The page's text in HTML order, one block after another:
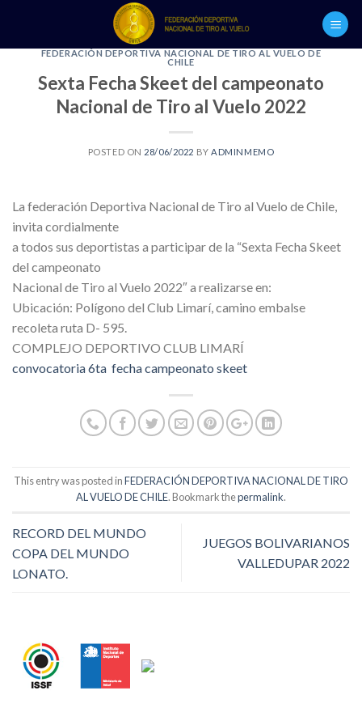
contentFEDERACIÓN DEPORTIVA NACIONAL DE TIRO AL VUELO DE
CHILE
Sexta Fecha Skeet del campeonato
Nacional de Tiro al Vuelo 2022
POSTED ON 28/06/2022 BY ADMINMEMO
La federación Deportiva Nacional de Tiro al Vuelo de Chile,
invita cordialmente
a todos sus deportistas a participar de la “Sexta Fecha Skeet
del campeonato
Nacional de Tiro al Vuelo 2022″ a realizarse en:
Ubicación: Polígono del Club Limarí, camino embalse
recoleta ruta D- 595.
COMPLEJO DEPORTIVO CLUB LIMARÍ
convocatoria 6ta fecha campeonato skeet
This entry was posted inFEDERACIÓN DEPORTIVA NACIONAL DE TIRO
AL VUELO DE CHILE. Bookmark thepermalink.
RECORD DEL MUNDO
COPA DEL MUNDO
LONATO.
JUEGOS BOLIVARIANOS
VALLEDUPAR 2022